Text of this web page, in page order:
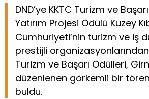
DND’ye KKTC Turizm ve
Yatırım Projesi Ödülü Kuzey
Cumhuriyeti’nin turizm ve iş
prestijli
Turizm ve Başarı Ödülleri,
düzenlenen görkemli bir
buldu.